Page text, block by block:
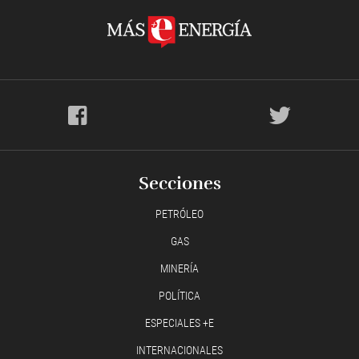
Secciones
PETRÓLEO
GAS
MINERÍA
POLÍTICA
ESPECIALES +E
INTERNACIONALES